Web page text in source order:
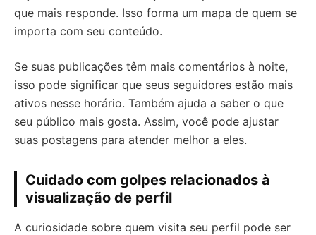
que mais responde. Isso forma um mapa de quem se
importa com seu conteúdo.
Se suas publicações têm mais comentários à noite,
isso pode significar que seus seguidores estão mais
ativos nesse horário. Também ajuda a saber o que
seu público mais gosta. Assim, você pode ajustar
suas postagens para atender melhor a eles.
Cuidado com golpes relacionados à
visualização de perfil
A curiosidade sobre quem visita seu perfil pode ser